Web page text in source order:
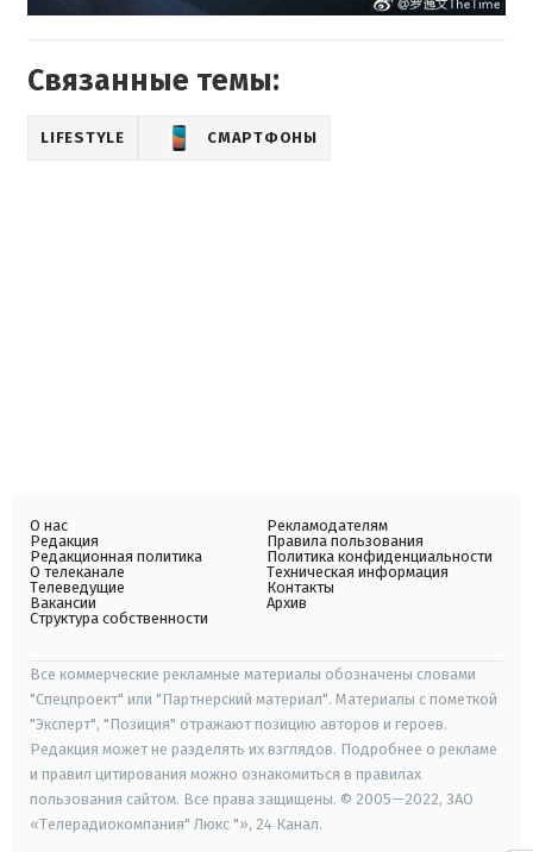
Связанные темы:
LIFESTYLE СМАРТФОНЫ
О нас
Редакция
Редакционная политика
О телеканале
Телеведущие
Вакансии
Структура собственности
Рекламодателям
Правила пользования
Политика конфиденциальности
Техническая информация
Контакты
Архив
Все коммерческие рекламные материалы обозначены словами
"Спецпроект" или "Партнерский материал". Материалы с пометкой
"Эксперт", "Позиция" отражают позицию авторов и героев.
Редакция может не разделять их взглядов. Подробнее о рекламе
и правил цитирования можно ознакомиться в правилах
пользования сайтом. Все права защищены. © 2005—2022, ЗАО
«Телерадиокомпания" Люкс "», 24 Канал.